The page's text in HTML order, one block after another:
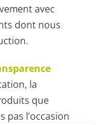
avec
dont nous
la
que
pas l’occasion